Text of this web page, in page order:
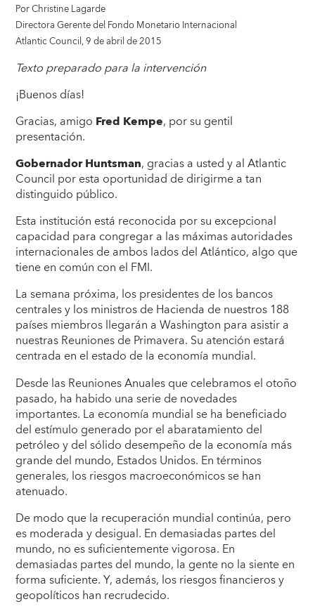
Por Christine Lagarde
Directora Gerente del Fondo Monetario Internacional
Atlantic Council, 9 de abril de 2015
Texto preparado para la intervención
¡Buenos días!
Gracias, amigo Fred Kempe, por su gentil
presentación.
Gobernador Huntsman, gracias a usted y al Atlantic
Council por esta oportunidad de dirigirme a tan
distinguido público.
Esta institución está reconocida por su excepcional
capacidad para congregar a las máximas autoridades
internacionales de ambos lados del Atlántico, algo que
tiene en común con el FMI.
La semana próxima, los presidentes de los bancos
centrales y los ministros de Hacienda de nuestros 188
países miembros llegarán a Washington para asistir a
nuestras Reuniones de Primavera. Su atención estará
centrada en el estado de la economía mundial.
Desde las Reuniones Anuales que celebramos el otoño
pasado, ha habido una serie de novedades
importantes. La economía mundial se ha beneficiado
del estímulo generado por el abaratamiento del
petróleo y del sólido desempeño de la economía más
grande del mundo, Estados Unidos. En términos
generales, los riesgos macroeconómicos se han
atenuado.
De modo que la recuperación mundial continúa, pero
es moderada y desigual. En demasiadas partes del
mundo, no es suficientemente vigorosa. En
demasiadas partes del mundo, la gente no la siente en
forma suficiente. Y, además, los riesgos financieros y
geopolíticos han recrudecido.